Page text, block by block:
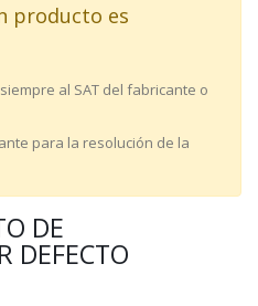
producto es
al SAT del fabricante o
para la resolución de la
DE
DEFECTO